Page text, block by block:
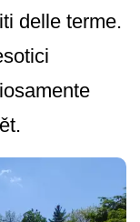
delle terme.